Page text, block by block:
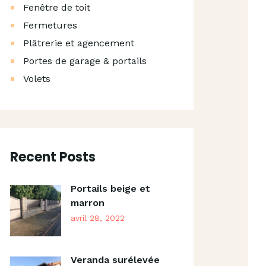
Fenêtre de toit
Fermetures
Plâtrerie et agencement
Portes de garage & portails
Volets
Recent Posts
Portails beige et
marron
avril 28, 2022
Veranda surélevée